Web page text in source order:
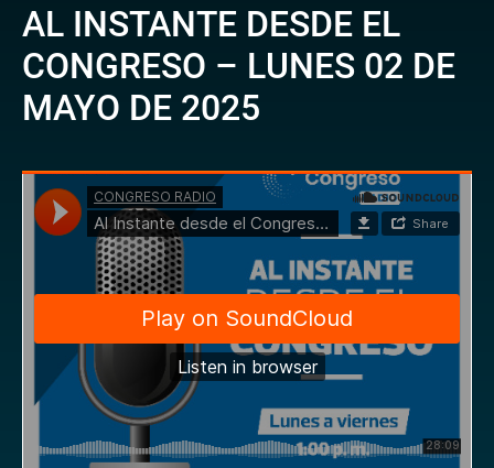
AL INSTANTE DESDE EL
CONGRESO – LUNES 02 DE
MAYO DE 2025